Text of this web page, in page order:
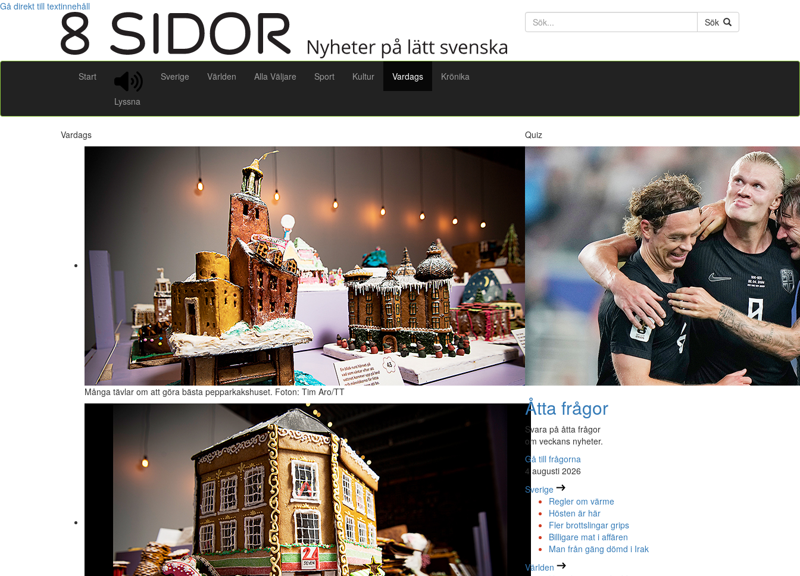
Gå direkt till textinnehåll
Söktext
Sök
Start
Lyssna
Sverige Världen Alla Väljare Sport Kultur Vardags Krönika
Vardags
Många tävlar om att göra bästa pepparkakshuset. Foton: Tim Aro/TT
Quiz
Åtta frågor
Svara på åtta frågor
om veckans nyheter.
Gå till frågorna
4 augusti 2026
Sverige
Regler om värme
Hösten är här
Fler brottslingar grips
Billigare mat i affären
Man från gäng dömd i Irak
Världen